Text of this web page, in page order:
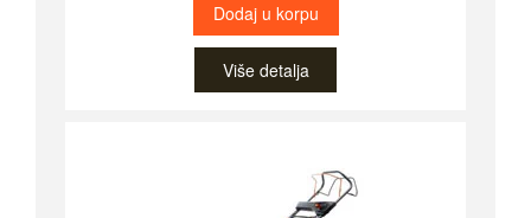
Dodaj u korpu
Više detalja